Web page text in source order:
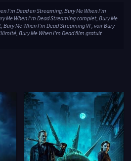
I'm Dead en Streaming, Bury Me When I'm
Me When I'm Dead Streaming complet, Bury Me
Me When I'm Dead Streaming VF, voir Bury
Bury Me When I'm Dead film gratuit